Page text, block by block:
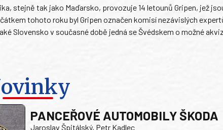
stejně tak jako Maďarsko, provozuje 14 letounů Gripen, jež
tohoto roku byl Gripen označen komisí nezávislých
Slovensko v současné době jedná se Švédskem o možné
PANCEŘOVÉ AUTOMOBILY ŠKODA
Jaroslav Špitálský, Petr Kadlec